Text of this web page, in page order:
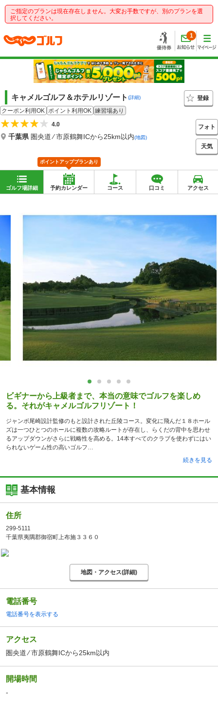
ご指定のプランは現在存在しません。大変お手数ですが、別のプランを選
択してください。
1
キャメルゴルフ＆ホテルリゾート (詳細)
登録
クーポン利用OK ポイント利用OK 練習場あり
4.0
千葉県 圏央道 ⁄ 市原鶴舞ICから25km以内(地図)
フォト
天気
ゴルフ場詳細 予約カレンダー
ポイントアッププランあり
コース 口コミ アクセス
ビギナーから上級者まで、本当の意味でゴルフを楽しめ
る。それがキャメルゴルフリゾート！
ジャンボ尾崎設計監修のもと設計された丘陵コース。変化に飛んだ１８ホール
ズは一つひとつのホールに複数の攻略ルートが存在し、らくだの背中を思わせ
るアップダウンがさらに戦略性を高める。14本すべてのクラブを使わずにはい
られないゲーム性の高いゴルフ
続きを見る
基本情報
住所
299-5111
千葉県夷隅郡御宿町上布施３３６０
地図・アクセス(詳細)
電話番号
電話番号を表示する
アクセス
圏央道 ⁄ 市原鶴舞ICから25km以内
開場時間
-